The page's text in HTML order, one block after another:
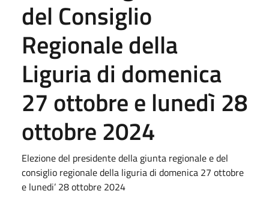
del Consiglio
Regionale della
Liguria di domenica
27 ottobre e lunedì 28
ottobre 2024
Elezione del presidente della giunta regionale e del
consiglio regionale della liguria di domenica 27 ottobre
e lunedi’ 28 ottobre 2024